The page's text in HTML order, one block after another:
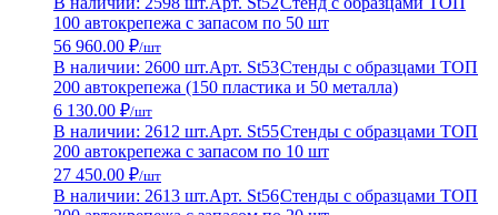
100 автокрепежа с запасом по 50 шт
56 960.00 ₽/шт
В наличии: 2600 шт.Арт. St53Стенды с образцами ТОП
200 автокрепежа (150 пластика и 50 металла)
6 130.00 ₽/шт
В наличии: 2612 шт.Арт. St55Стенды с образцами ТОП
200 автокрепежа с запасом по 10 шт
27 450.00 ₽/шт
В наличии: 2613 шт.Арт. St56Стенды с образцами ТОП